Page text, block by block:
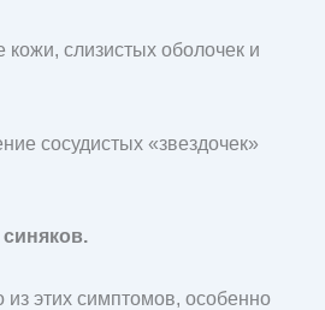
кожи, слизистых оболочек и
сосудистых «звездочек»
этих симптомов, особенно